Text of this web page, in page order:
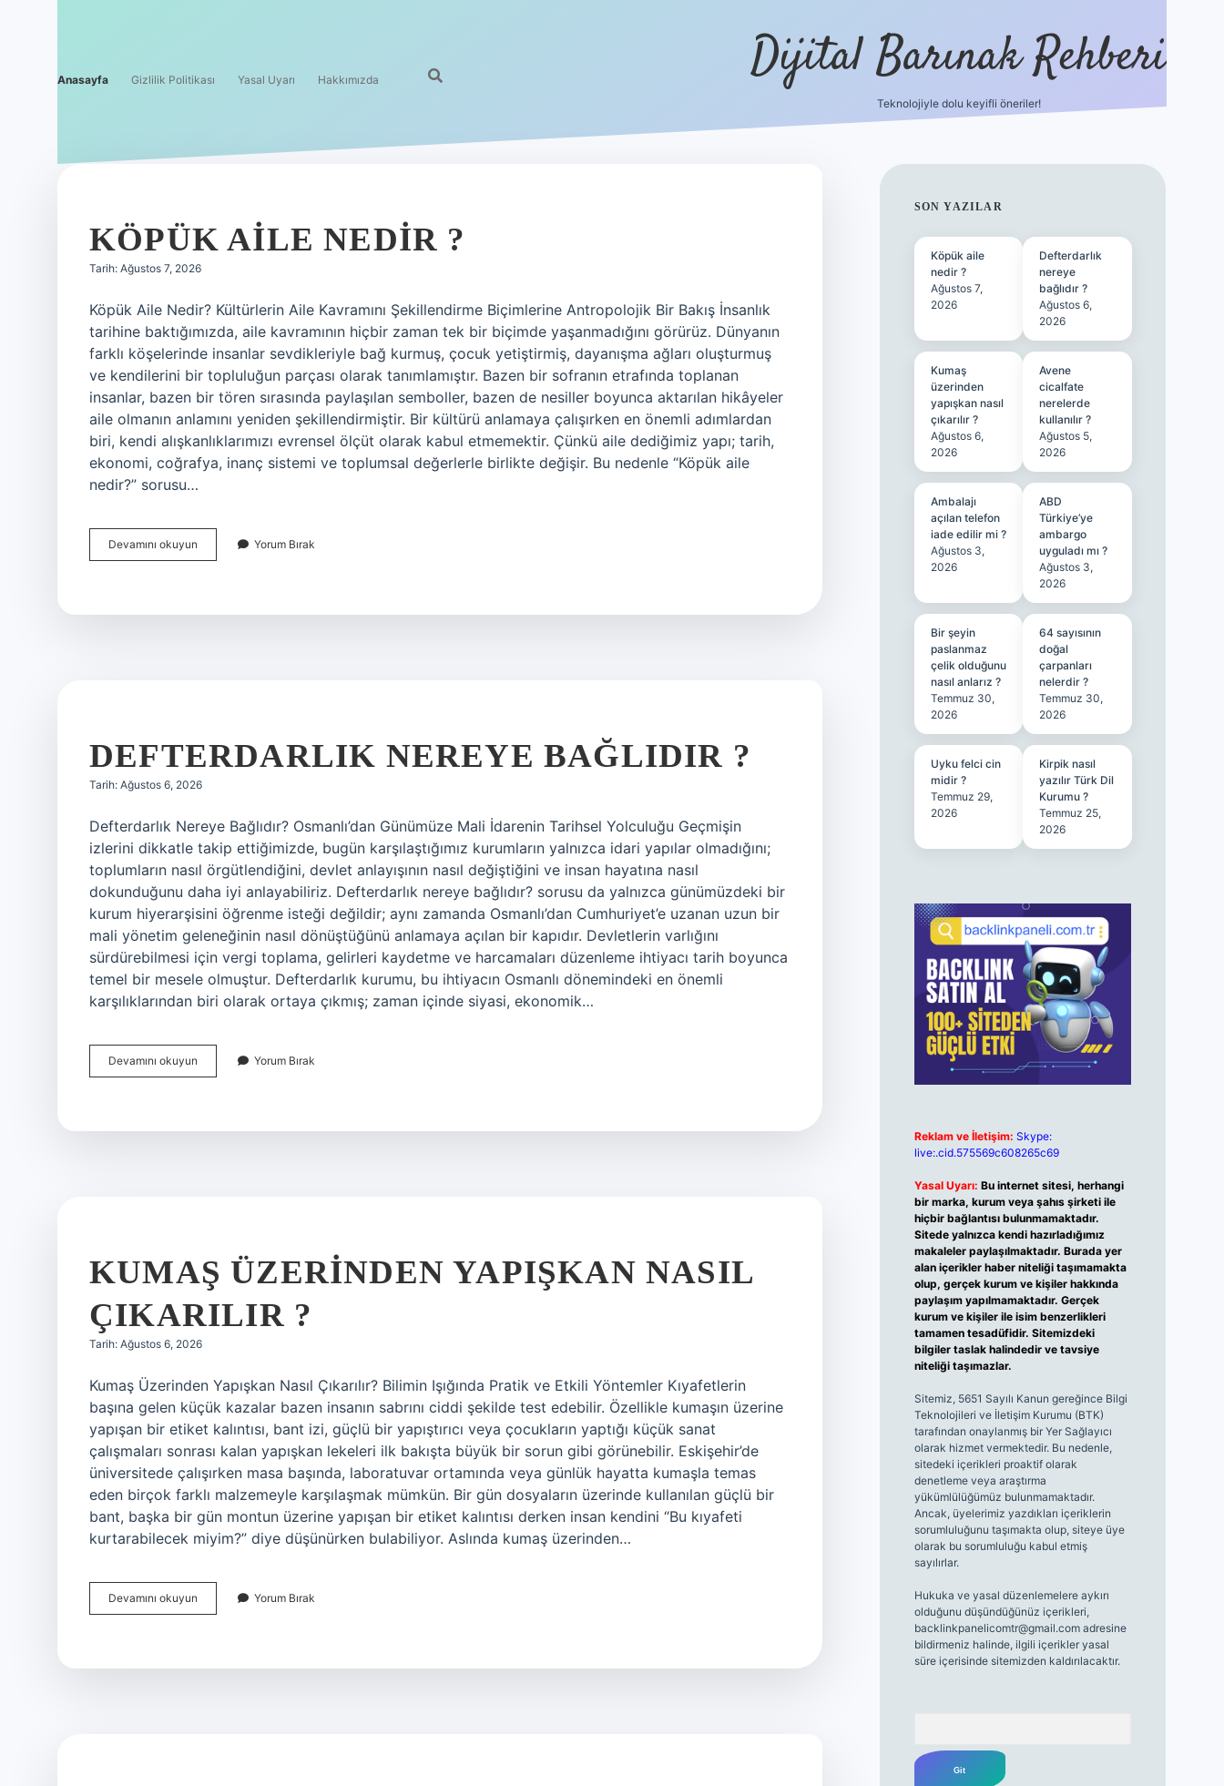
Anasayfa Gizlilik Politikası Yasal Uyarı Hakkımızda Dijital Barınak Rehberi
Teknolojiyle dolu keyifli öneriler!
BARINAK
REHBERI
YAZILAR
KÖPÜK AILE NEDIR ?
Tarih: Ağustos 7, 2026
Köpük Aile Nedir? Kültürlerin Aile Kavramını Şekillendirme Biçimlerine Antropolojik Bir Bakış İnsanlık
tarihine baktığımızda, aile kavramının hiçbir zaman tek bir biçimde yaşanmadığını görürüz. Dünyanın
farklı köşelerinde insanlar sevdikleriyle bağ kurmuş, çocuk yetiştirmiş, dayanışma ağları oluşturmuş
ve kendilerini bir topluluğun parçası olarak tanımlamıştır. Bazen bir sofranın etrafında toplanan
insanlar, bazen bir tören sırasında paylaşılan semboller, bazen de nesiller boyunca aktarılan hikâyeler
aile olmanın anlamını yeniden şekillendirmiştir. Bir kültürü anlamaya çalışırken en önemli adımlardan
biri, kendi alışkanlıklarımızı evrensel ölçüt olarak kabul etmemektir. Çünkü aile dediğimiz yapı; tarih,
ekonomi, coğrafya, inanç sistemi ve toplumsal değerlerle birlikte değişir. Bu nedenle “Köpük aile
nedir?” sorusu…
Devamını okuyun
aile
Yorum Bırak
DEFTERDARLIK NEREYE BAĞLIDIR ?
Tarih: Ağustos 6, 2026
Defterdarlık Nereye Bağlıdır? Osmanlı’dan Günümüze Mali İdarenin Tarihsel Yolculuğu Geçmişin
izlerini dikkatle takip ettiğimizde, bugün karşılaştığımız kurumların yalnızca idari yapılar olmadığını;
toplumların nasıl örgütlendiğini, devlet anlayışının nasıl değiştiğini ve insan hayatına nasıl
dokunduğunu daha iyi anlayabiliriz. Defterdarlık nereye bağlıdır? sorusu da yalnızca günümüzdeki bir
kurum hiyerarşisini öğrenme isteği değildir; aynı zamanda Osmanlı’dan Cumhuriyet’e uzanan uzun bir
mali yönetim geleneğinin nasıl dönüştüğünü anlamaya açılan bir kapıdır. Devletlerin varlığını
sürdürebilmesi için vergi toplama, gelirleri kaydetme ve harcamaları düzenleme ihtiyacı tarih boyunca
temel bir mesele olmuştur. Defterdarlık kurumu, bu ihtiyacın Osmanlı dönemindeki en önemli
karşılıklarından biri olarak ortaya çıkmış; zaman içinde siyasi, ekonomik…
Devamını okuyun Defterdarlık
nereye
Yorum Bırak
KUMAŞ ÜZERINDEN YAPIŞKAN NASIL
ÇIKARILIR ?
Tarih: Ağustos 6, 2026
Kumaş Üzerinden Yapışkan Nasıl Çıkarılır? Bilimin Işığında Pratik ve Etkili Yöntemler Kıyafetlerin
başına gelen küçük kazalar bazen insanın sabrını ciddi şekilde test edebilir. Özellikle kumaşın üzerine
yapışan bir etiket kalıntısı, bant izi, güçlü bir yapıştırıcı veya çocukların yaptığı küçük sanat
çalışmaları sonrası kalan yapışkan lekeleri ilk bakışta büyük bir sorun gibi görünebilir. Eskişehir’de
üniversitede çalışırken masa başında, laboratuvar ortamında veya günlük hayatta kumaşla temas
eden birçok farklı malzemeyle karşılaşmak mümkün. Bir gün dosyaların üzerinde kullanılan güçlü bir
bant, başka bir gün montun üzerine yapışan bir etiket kalıntısı derken insan kendini “Bu kıyafeti
kurtarabilecek miyim?” diye düşünürken bulabiliyor. Aslında kumaş üzerinden…
Devamını okuyun
üzerinden
Yorum Bırak
SIDEBAR
SON YAZILAR
Köpük aile
nedir ?
Ağustos 7,
2026
Defterdarlık
nereye
bağlıdır ?
Ağustos 6,
2026
Kumaş
üzerinden
yapışkan nasıl
çıkarılır ?
Ağustos 6,
2026
Avene
cicalfate
nerelerde
kullanılır ?
Ağustos 5,
2026
Ambalajı
açılan telefon
iade edilir mi ?
Ağustos 3,
2026
ABD
Türkiye’ye
ambargo
uyguladı mı ?
Ağustos 3,
2026
Bir şeyin
paslanmaz
çelik olduğunu
nasıl anlarız ?
Temmuz 30,
2026
64 sayısının
doğal
çarpanları
nelerdir ?
Temmuz 30,
2026
Uyku felci cin
midir ?
Temmuz 29,
2026
Kirpik nasıl
yazılır Türk Dil
Kurumu ?
Temmuz 25,
2026
Reklam ve İletişim: Skype:
live:.cid.575569c608265c69
Yasal Uyarı: Bu internet sitesi, herhangi
bir marka, kurum veya şahıs şirketi ile
hiçbir bağlantısı bulunmamaktadır.
Sitede yalnızca kendi hazırladığımız
makaleler paylaşılmaktadır. Burada yer
alan içerikler haber niteliği taşımamakta
olup, gerçek kurum ve kişiler hakkında
paylaşım yapılmamaktadır. Gerçek
kurum ve kişiler ile isim benzerlikleri
tamamen tesadüfidir. Sitemizdeki
bilgiler taslak halindedir ve tavsiye
niteliği taşımazlar.
Sitemiz, 5651 Sayılı Kanun gereğince Bilgi
Teknolojileri ve İletişim Kurumu (BTK)
tarafından onaylanmış bir Yer Sağlayıcı
olarak hizmet vermektedir. Bu nedenle,
sitedeki içerikleri proaktif olarak
denetleme veya araştırma
yükümlülüğümüz bulunmamaktadır.
Ancak, üyelerimiz yazdıkları içeriklerin
sorumluluğunu taşımakta olup, siteye üye
olarak bu sorumluluğu kabul etmiş
sayılırlar.
Hukuka ve yasal düzenlemelere aykırı
olduğunu düşündüğünüz içerikleri,
backlinkpanelicomtr@gmail.comadresine
bildirmeniz halinde, ilgili içerikler yasal
süre içerisinde sitemizden kaldırılacaktır.
hiltonbet güncel giriş